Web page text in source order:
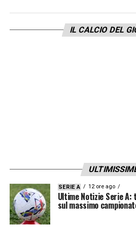
VIVENZI – CECCONI
AVAR: ALASSIO
LAZIO – CROTONE
RAPUANO
IL CALCIO DEL
SERIE A 12 ore ago
Ultime Notizie Serie
sul massimo